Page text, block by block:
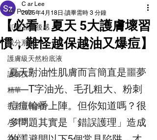
All Posts
🙋‍♀️產品用後感：
成分系列
護膚級天然粉底液
護膚技巧
精華
抗老最佳推介
八胜肽
外泌體
【必看！夏天 5大️護膚壞習
慣，難怪越保越油又爆痘】
C ar Lee
2025年4月18日 讀畢需時 3 分鐘
夏天對油性肌膚而言簡直是噩夢
——T字油光、毛孔粗大、粉刺
痘痘輪番上陣。但你知道嗎？很
多問題其實是「錯誤護理」造成